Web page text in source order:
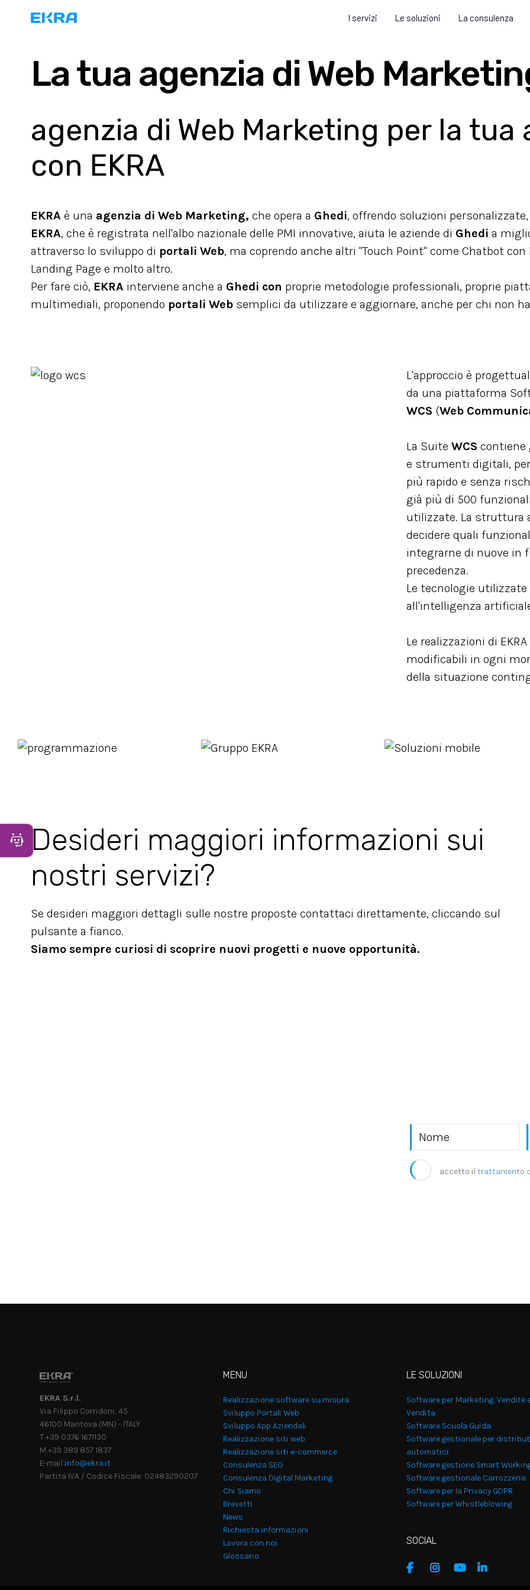
I servizi Le soluzioni La consulenza
La tua agenzia di Web
agenzia di Web Marketing per la
con EKRA
EKRA è una agenzia di Web Marketing, che opera a Ghedi, offrendo soluzioni
EKRA, che è registrata nell'albo nazionale delle PMI innovative, aiuta le aziende di Ghedi a
attraverso lo sviluppo di portali Web, ma coprendo anche altri "Touch Point" come Chatbot
Landing Page e molto altro.
Per fare ciò, EKRA interviene anche a Ghedi con proprie metodologie professionali, proprie
multimediali, proponendo portali Web semplici da utilizzare e aggiornare, anche per chi non
L'approccio è
da una piattaforma
WCS (Web
La Suite WCS contiene
e strumenti digitali,
più rapido e senza
già più di 500
utilizzate. La struttura
decidere quali
integrarne di nuove in
precedenza.
Le tecnologie utilizzate
all'intelligenza
Le realizzazioni di
modificabili in ogni
della situazione
Desideri maggiori informazioni sui
nostri servizi?
Se desideri maggiori dettagli sulle nostre proposte contattaci direttamente, cliccando sul
pulsante a fianco.
Siamo sempre curiosi di scoprire nuovi progetti e nuove opportunità.
accetto il trattamento
Apri Chatbot
EKRA S.r.l.
Via Filippo Corridoni, 45
46100 Mantova (MN) - ITALY
T +39 0376 1671130
M +39 389 857 1837
E-mail info@ekra.it
Partita IVA / Codice Fiscale: 02483290207
MENU
Realizzazione software su misura
Sviluppo Portali Web
Sviluppo App Aziendali
Realizzazione siti web
Realizzazione siti e-commerce
Consulenza SEO
Consulenza Digital Marketing
Chi Siamo
Brevetti
News
Richiesta informazioni
Lavora con noi
Glossario
LE SOLUZIONI
Software per Marketing, Vendite
Vendita
Software Scuola Guida
Software gestionale per
automatici
Software gestione Smart
Software gestionale Carrozzeria
Software per la Privacy GDPR
Software per Whistleblowing
SOCIAL